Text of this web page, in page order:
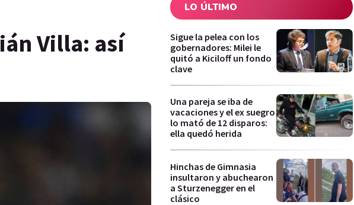
Villa: así
LO ÚLTIMO
Sigue la pelea con los
gobernadores: Milei le
quitó a Kiciloff un fondo
clave
Una pareja se iba de
vacaciones y el ex suegro
lo mató de 12 disparos:
ella quedó herida
Hinchas de Gimnasia
insultaron y abuchearon
a Sturzenegger en el
clásico